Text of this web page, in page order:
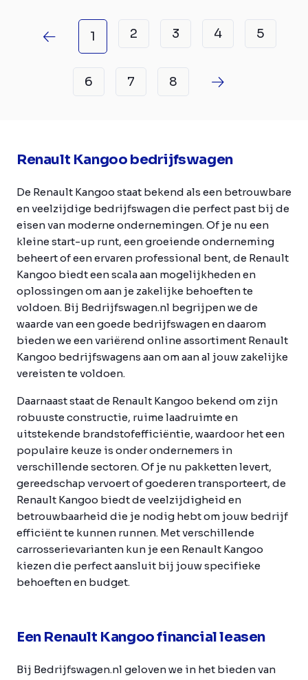
1 2 3 4 5
6 7 8
Renault Kangoo bedrijfswagen
De Renault Kangoo staat bekend als een betrouwbare
en veelzijdige bedrijfswagen die perfect past bij de
eisen van moderne ondernemingen. Of je nu een
kleine start-up runt, een groeiende onderneming
beheert of een ervaren professional bent, de Renault
Kangoo biedt een scala aan mogelijkheden en
oplossingen om aan je zakelijke behoeften te
voldoen. Bij Bedrijfswagen.nl begrijpen we de
waarde van een goede bedrijfswagen en daarom
bieden we een variërend online assortiment Renault
Kangoo bedrijfswagens aan om aan al jouw zakelijke
vereisten te voldoen.
Daarnaast staat de Renault Kangoo bekend om zijn
robuuste constructie, ruime laadruimte en
uitstekende brandstofefficiëntie, waardoor het een
populaire keuze is onder ondernemers in
verschillende sectoren. Of je nu pakketten levert,
gereedschap vervoert of goederen transporteert, de
Renault Kangoo biedt de veelzijdigheid en
betrouwbaarheid die je nodig hebt om jouw bedrijf
efficiënt te kunnen runnen. Met verschillende
carrosserievarianten kun je een Renault Kangoo
kiezen die perfect aansluit bij jouw specifieke
behoeften en budget.
Een Renault Kangoo financial leasen
Bij Bedrijfswagen.nl geloven we in het bieden van